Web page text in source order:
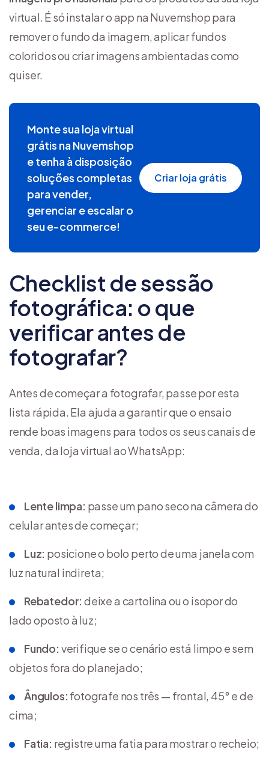
virtual. É só instalar o app na Nuvemshop para
remover o fundo da imagem, aplicar fundos
coloridos ou criar imagens ambientadas como
quiser.
Monte sua loja virtual
grátis na Nuvemshop
e tenha à disposição
soluções completas
para vender,
gerenciar e escalar o
seu e-commerce!
Criar loja grátis
Checklist de sessão
fotográfica: o que
verificar antes de
fotografar?
Antes de começar a fotografar, passe por esta
lista rápida. Ela ajuda a garantir que o ensaio
rende boas imagens para todos os seus canais de
venda, da loja virtual ao WhatsApp:
Lente limpa: passe um pano seco na câmera do
celular antes de começar;
Luz: posicione o bolo perto de uma janela com
luz natural indireta;
Rebatedor: deixe a cartolina ou o isopor do
lado oposto à luz;
Fundo: verifique se o cenário está limpo e sem
objetos fora do planejado;
Ângulos: fotografe nos três — frontal, 45° e de
cima;
Fatia: registre uma fatia para mostrar o recheio;